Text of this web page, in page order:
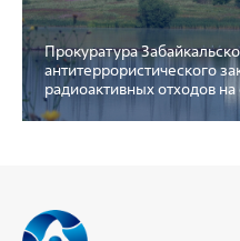
Прокуратура
антитеррористического
радиоактивных отходов